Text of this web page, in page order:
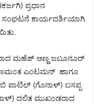
ಪ್ರಧಾನ
ಸಂಘಟನೆ ಕಾರ್ಯದರ್ಶಿಯಾಗಿ
ಮಹೆಶ್‌ ಅಣ್ಣ ಜಬೂನೂರ್
ಹಣಮಂತ ಎಂಟಮನ್ ‌ ಹಾಗೂ
ಪಾಟಿಲ್ (ಗೊನಾಳ್‌) ಬಸಪ್ಪ
ದಲಿತ ಮುಖಂಡರಾದ